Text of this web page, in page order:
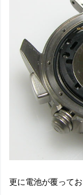
更に電池が覆って